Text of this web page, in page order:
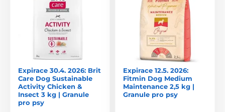
Expirace 30.4. 2026: Brit
Care Dog Sustainable
Activity Chicken &
Insect 3 kg | Granule
pro psy
Expirace 12.5. 2026:
Fitmin Dog Medium
Maintenance 2,5 kg |
Granule pro psy